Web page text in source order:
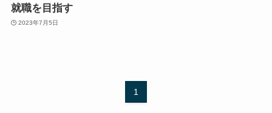
就職を目指す
2023年7月5日
1